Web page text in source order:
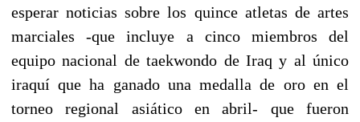
esperar noticias sobre los quince atletas de artes
marciales -que incluye a cinco miembros del
equipo nacional de taekwondo de Iraq y al único
iraquí que ha ganado una medalla de oro en el
torneo regional asiático en abril- que fueron